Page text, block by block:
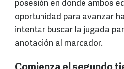
posesión en donde ambos
oportunidad para avanzar
intentar buscar la jugada
anotación al marcador.